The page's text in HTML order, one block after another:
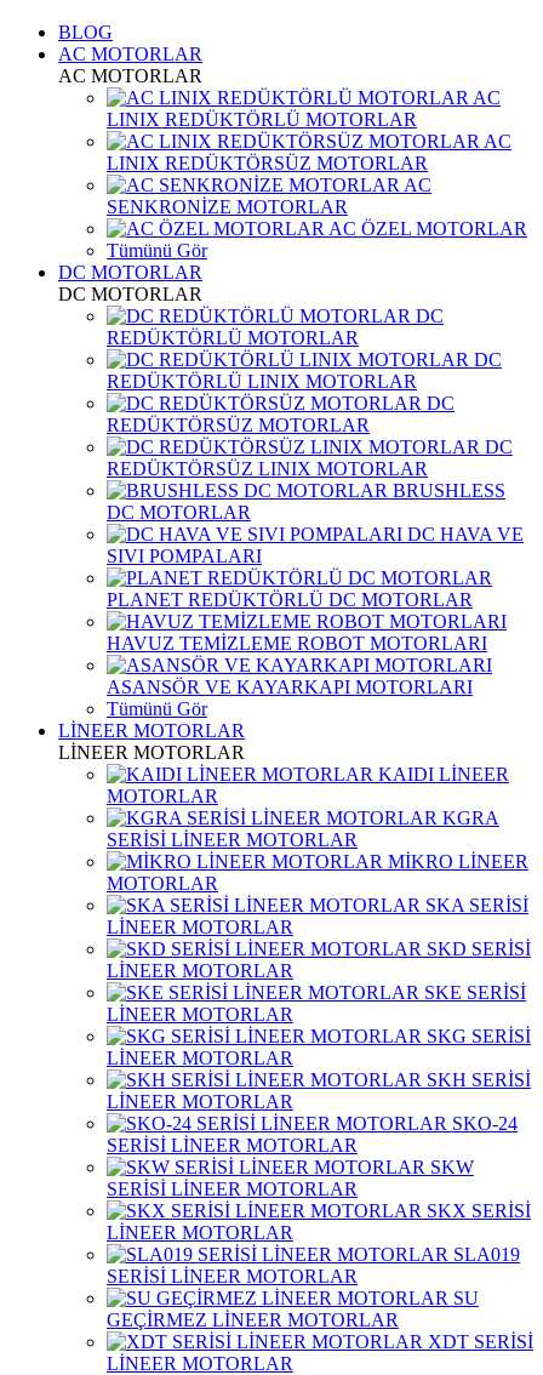
BLOG
AC MOTORLAR
AC MOTORLAR
AC
LINIX REDÜKTÖRLÜ MOTORLAR
AC
LINIX REDÜKTÖRSÜZ MOTORLAR
AC
SENKRONİZE MOTORLAR
AC ÖZEL MOTORLAR
Tümünü Gör
DC MOTORLAR
DC MOTORLAR
DC
REDÜKTÖRLÜ MOTORLAR
DC
REDÜKTÖRLÜ LINIX MOTORLAR
DC
REDÜKTÖRSÜZ MOTORLAR
DC
REDÜKTÖRSÜZ LINIX MOTORLAR
BRUSHLESS
DC MOTORLAR
DC HAVA VE
SIVI POMPALARI
PLANET REDÜKTÖRLÜ DC MOTORLAR
HAVUZ TEMİZLEME ROBOT MOTORLARI
ASANSÖR VE KAYARKAPI MOTORLARI
Tümünü Gör
LİNEER MOTORLAR
LİNEER MOTORLAR
KAIDI LİNEER
MOTORLAR
KGRA
SERİSİ LİNEER MOTORLAR
MİKRO LİNEER
MOTORLAR
SKA SERİSİ
LİNEER MOTORLAR
SKD SERİSİ
LİNEER MOTORLAR
SKE SERİSİ
LİNEER MOTORLAR
SKG SERİSİ
LİNEER MOTORLAR
SKH SERİSİ
LİNEER MOTORLAR
SKO-24
SERİSİ LİNEER MOTORLAR
SKW
SERİSİ LİNEER MOTORLAR
SKX SERİSİ
LİNEER MOTORLAR
SLA019
SERİSİ LİNEER MOTORLAR
SU
GEÇİRMEZ LİNEER MOTORLAR
XDT SERİSİ
LİNEER MOTORLAR